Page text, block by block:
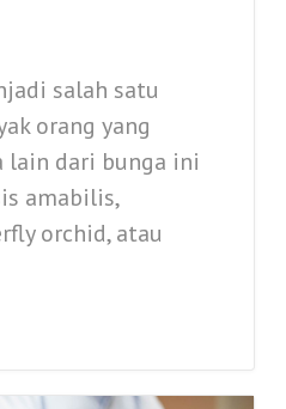
salah satu
orang yang
lain dari bunga ini
amabilis,
orchid, atau